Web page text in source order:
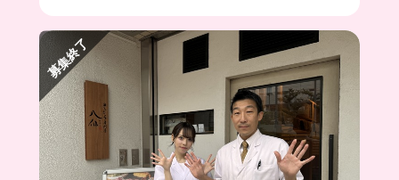
まかないはガパオライスだった🫶🏻日替わりだか
ら毎回楽しみ🙌🏻
募集終了